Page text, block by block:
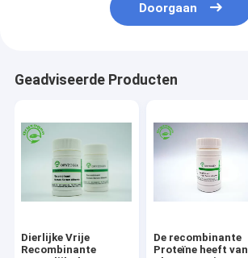
Doorgaan
Geadviseerde Producten
Dierlijke Vrije
Recombinante
De recombinante
Proteïne heeft van